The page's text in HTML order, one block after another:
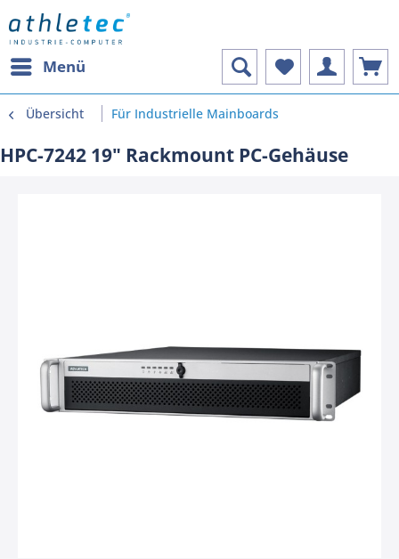
Menü
Übersicht Für Industrielle Mainboards
HPC-7242 19" Rackmount PC-Gehäuse